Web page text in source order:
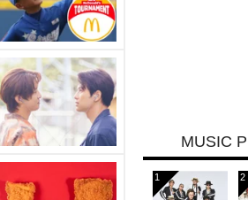
MUSIC